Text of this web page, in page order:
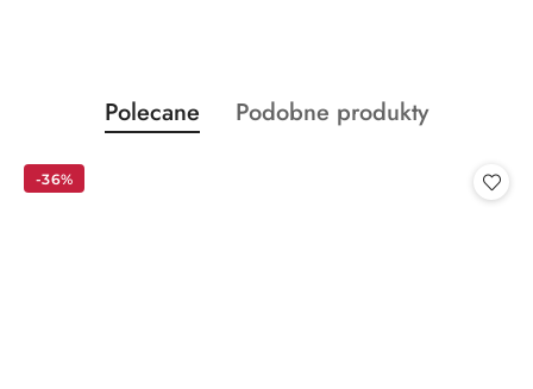
Pomiń karuzelę produktów
Produkty
o
Polecane
Produkty
Podobne produkty
-36%